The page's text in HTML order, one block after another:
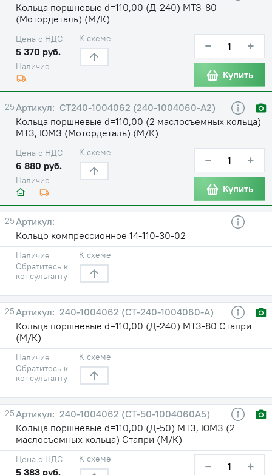
Кольца поршневые d=110,00 (Д-240) МТЗ-80
(Мотордеталь) (М/К)
Наличие
Цена с НДС
5 370 руб.
К схеме − +
Купить
25
CT240-1004062 (240-1004060-А2)
Кольца поршневые d=110,00 (2 маслосъемных кольца)
МТЗ, ЮМЗ (Мотордеталь) (М/К)
Наличие
Цена с НДС
6 880 руб.
К схеме − +
Купить
25
Кольцо компрессионное 14-110-30-02
Наличие
Обратитесь к
консультанту
К схеме
25
240-1004062 (СТ-240-1004060-А)
Кольца поршневые d=110,00 (Д-240) МТЗ-80 Стапри
(М/К)
Наличие
Обратитесь к
консультанту
К схеме
25
240-1004062 (СТ-50-1004060А5)
Кольца поршневые d=110,00 (Д-50) МТЗ, ЮМЗ (2
маслосъемных кольца) Стапри (М/К)
Цена с НДС
5 383 руб.
К схеме − +